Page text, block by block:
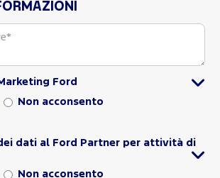
Ford
Non acconsento
dati al Ford Partner per attività di
Non acconsento